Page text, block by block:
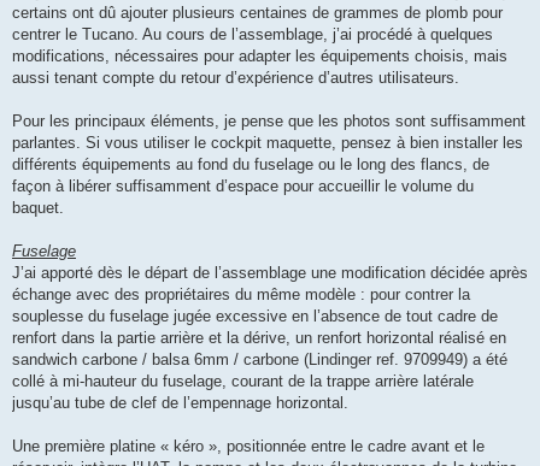
certains ont dû ajouter plusieurs centaines de grammes de plomb pour
centrer le Tucano. Au cours de l’assemblage, j’ai procédé à quelques
modifications, nécessaires pour adapter les équipements choisis, mais
aussi tenant compte du retour d’expérience d’autres utilisateurs.
Pour les principaux éléments, je pense que les photos sont suffisamment
parlantes. Si vous utiliser le cockpit maquette, pensez à bien installer les
différents équipements au fond du fuselage ou le long des flancs, de
façon à libérer suffisamment d’espace pour accueillir le volume du
baquet.
Fuselage
J’ai apporté dès le départ de l’assemblage une modification décidée après
échange avec des propriétaires du même modèle : pour contrer la
souplesse du fuselage jugée excessive en l’absence de tout cadre de
renfort dans la partie arrière et la dérive, un renfort horizontal réalisé en
sandwich carbone / balsa 6mm / carbone (Lindinger ref. 9709949) a été
collé à mi-hauteur du fuselage, courant de la trappe arrière latérale
jusqu’au tube de clef de l’empennage horizontal.
Une première platine « kéro », positionnée entre le cadre avant et le